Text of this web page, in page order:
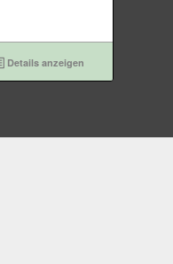
Details anzeigen